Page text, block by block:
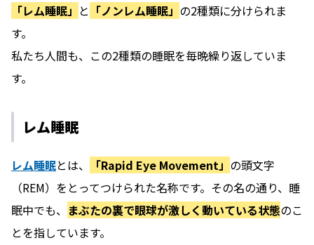
「レム睡眠」 と 「ノンレム睡眠」 の2種類に分けられま
す。
私たち人間も、この2種類の睡眠を毎晩繰り返していま
す。
レム睡眠
レム睡眠とは、 「Rapid Eye Movement」 の頭文字
（REM）をとってつけられた名称です。その名の通り、睡
眠中でも、 まぶたの裏で眼球が激しく動いている状態のこ
とを指しています。